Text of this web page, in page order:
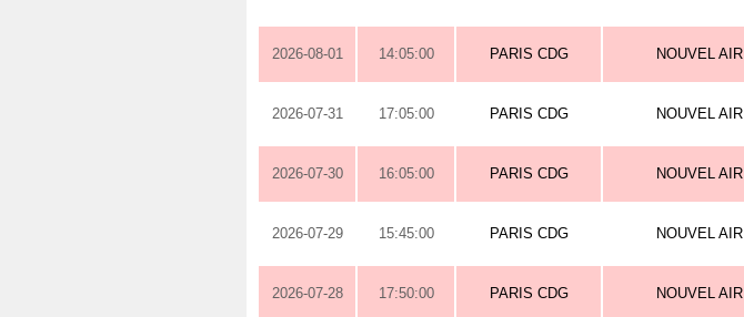
2026-08-01 14:05:00 PARIS CDG NOUVEL AIR
2026-07-31 17:05:00 PARIS CDG NOUVEL AIR
2026-07-30 16:05:00 PARIS CDG NOUVEL AIR
2026-07-29 15:45:00 PARIS CDG NOUVEL AIR
2026-07-28 17:50:00 PARIS CDG NOUVEL AIR